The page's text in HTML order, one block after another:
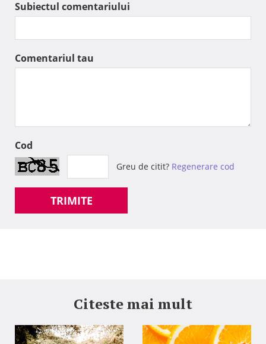
Subiectul comentariului
Comentariul tau
Cod
Greu de citit? Regenerare cod
TRIMITE
Citeste mai mult